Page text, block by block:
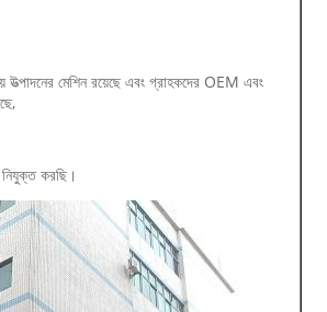
মেশিন রয়েছে এবং গ্রাহকদের OEM এবং
নিযুক্ত করছি।